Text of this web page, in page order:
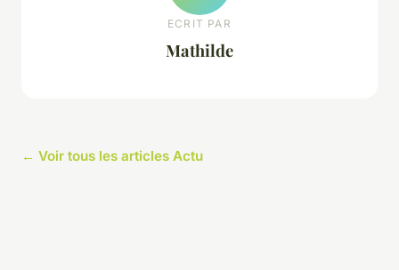
ECRIT PAR
Mathilde
← Voir tous les articles Actu